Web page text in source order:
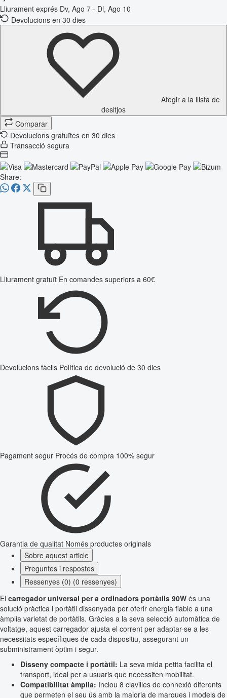
Lliurament exprés Dv, Ago 7 - Dl, Ago 10
Devolucions en 30 dies
Afegir a la llista de
desitjos
Comparar
Devolucions gratuïtes en 30 dies
Transacció segura
Share:
Lliurament gratuït En comandes superiors a 60€
Devolucions fàcils Política de devolució de 30 dies
Pagament segur Procés de compra 100% segur
Garantia de qualitat Només productes originals
Sobre aquest article
Preguntes i respostes
Ressenyes (0) (0 ressenyes)
El carregador universal per a ordinadors portàtils 90W és una
solució pràctica i portàtil dissenyada per oferir energia fiable a una
àmplia varietat de portàtils. Gràcies a la seva selecció automàtica de
voltatge, aquest carregador ajusta el corrent per adaptar-se a les
necessitats específiques de cada dispositiu, assegurant un
subministrament òptim i segur.
Disseny compacte i portàtil: La seva mida petita facilita el
transport, ideal per a usuaris que necessiten mobilitat.
Compatibilitat àmplia: Inclou 8 clavilles de connexió diferents
que permeten el seu ús amb la majoria de marques i models de